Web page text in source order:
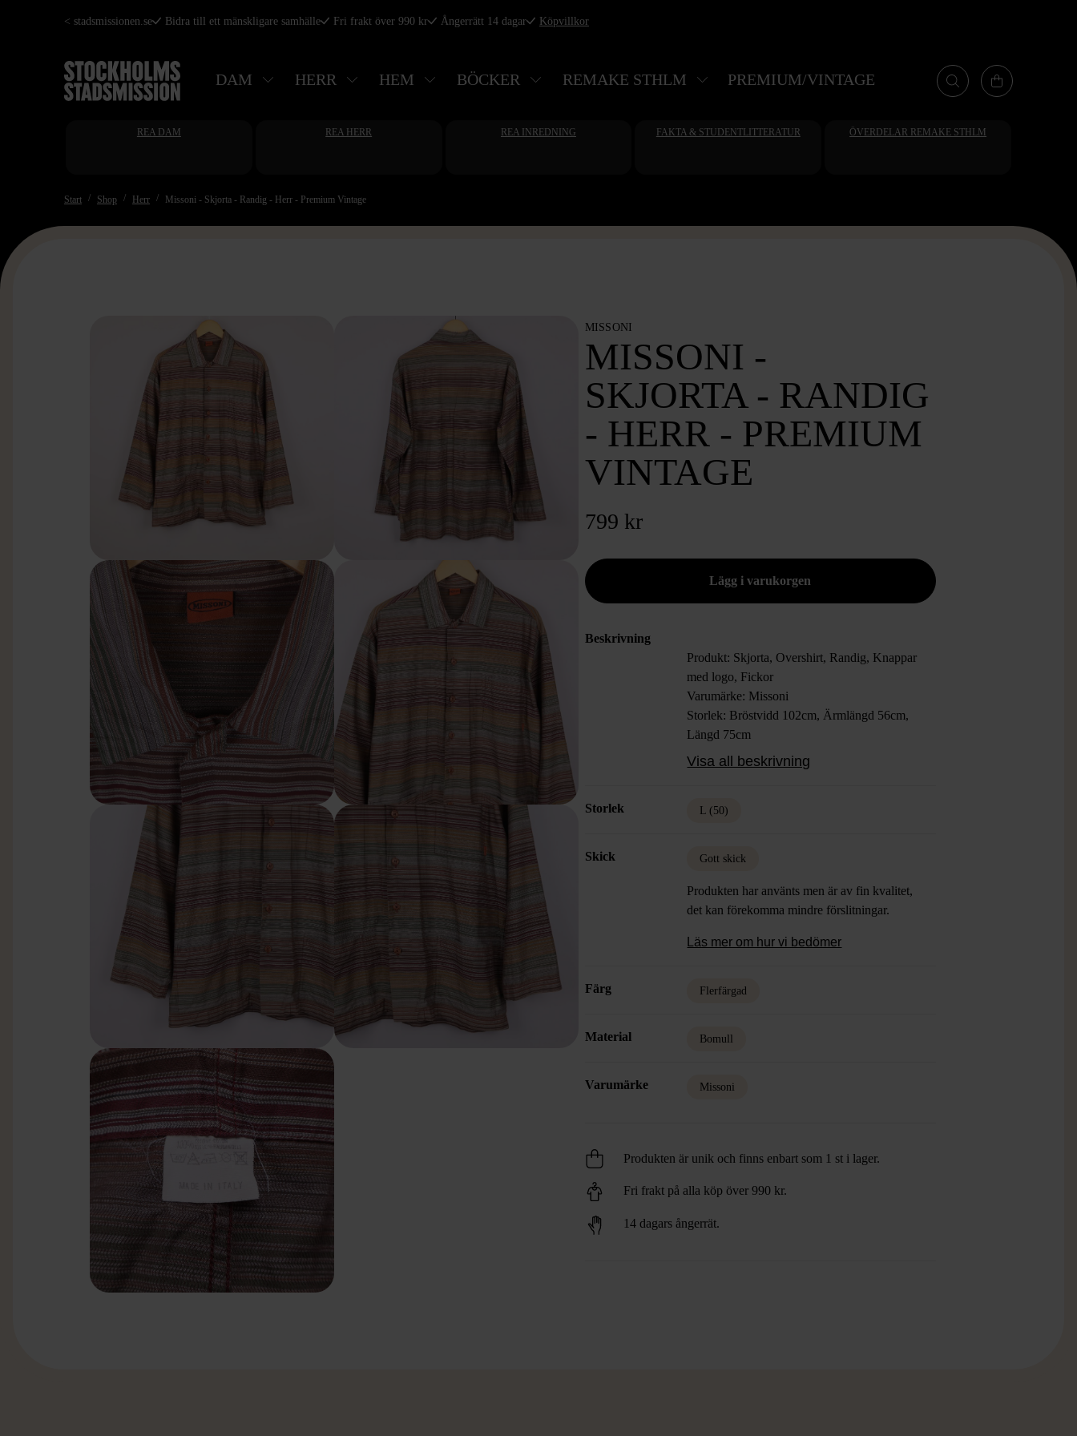
Hoppa
huvudinnehåll
< stadsmissionen.se Bidra till ett mänskligare samhälle Fri frakt över 990 kr Ångerrätt 14 dagar Köpvillkor
DAM HERR HEM BÖCKER REMAKE STHLM PREMIUM/VINTAGE
REA DAM REA HERR REA INREDNING FAKTA & STUDENTLITTERATUR ÖVERDELAR REMAKE STHLM
Start Shop Herr Missoni - Skjorta - Randig - Herr - Premium Vintage
MISSONI
MISSONI -
SKJORTA - RANDIG
- HERR - PREMIUM
VINTAGE
799 kr
Beskrivning
Produkt: Skjorta, Overshirt, Randig, Knappar
med logo, Fickor
Varumärke: Missoni
Storlek: Bröstvidd 102cm, Ärmlängd 56cm,
Längd 75cm
Färg: Vinröd, Grön, Orange
Material: 100% Bomull
Visa all beskrivning
Storlek L (50)
Skick Gott skick
Produkten har använts men är av fin kvalitet,
det kan förekomma mindre förslitningar.
Läs mer om hur vi bedömer
Färg Flerfärgad
Material Bomull
Varumärke Missoni
Produkten är unik och finns enbart som 1 st i lager.
Fri frakt på alla köp över 990 kr.
14 dagars ångerrät.